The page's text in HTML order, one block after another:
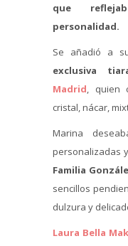
que
personalidad.
Se añadió a
exclusiva
Madrid, quien
cristal, nácar,
Marina
personalizadas
Familia
sencillos
dulzura y
Laura Bella